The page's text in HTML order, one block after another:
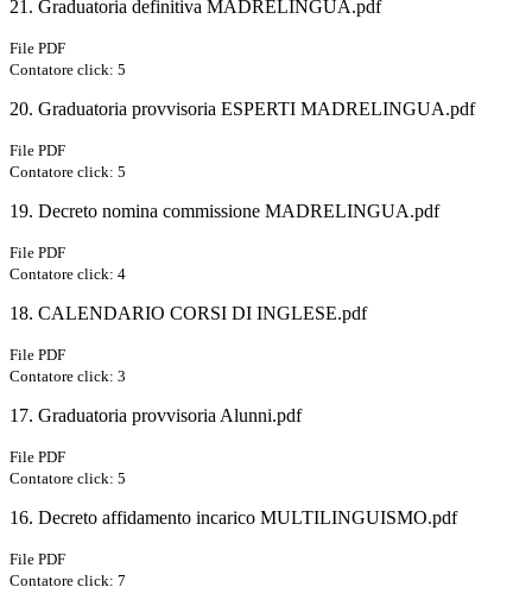
21. Graduatoria definitiva MADRELINGUA.pdf
File PDF
Contatore click: 5
20. Graduatoria provvisoria ESPERTI MADRELINGUA.pdf
File PDF
Contatore click: 5
19. Decreto nomina commissione MADRELINGUA.pdf
File PDF
Contatore click: 4
18. CALENDARIO CORSI DI INGLESE.pdf
File PDF
Contatore click: 3
17. Graduatoria provvisoria Alunni.pdf
File PDF
Contatore click: 5
16. Decreto affidamento incarico MULTILINGUISMO.pdf
File PDF
Contatore click: 7